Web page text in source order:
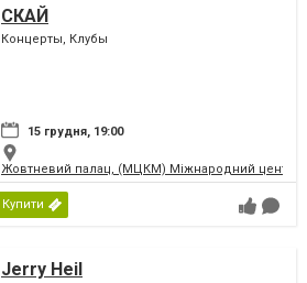
СКАЙ
Концерты, Клубы
15 грудня, 19:00
Жовтневий палац, (МЦКМ) Міжнародний центр
Купити
Jerry Heil